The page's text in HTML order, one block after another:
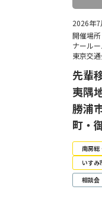
2026年
開催場
ナール
東京交通
先輩
夷隅
勝浦
町・
南房総
いすみ
相談会